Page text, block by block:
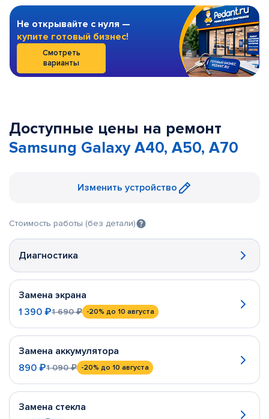
Не открывайте с нуля —
купите готовый бизнес!
Смотреть
варианты
Доступные цены на ремонт
Samsung Galaxy A40, A50, A70
Изменить устройство
Стоимость работы (без детали)
Диагностика
Замена экрана
1 390 ₽1 690 ₽ -20% до 10 августа
Замена аккумулятора
890 ₽1 090 ₽ -20% до 10 августа
Замена стекла